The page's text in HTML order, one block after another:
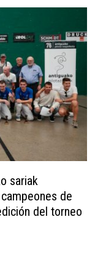
sariak
de
del torneo